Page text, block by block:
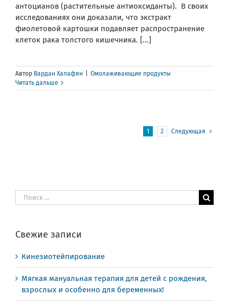
антоцианов (растительные антиоксиданты). В своих
исследованиях они доказали, что экстракт
фиолетовой картошки подавляет распространение
клеток рака толстого кишечника. [...]
Автор Вардан Халафян
Омолаживающие продукты
Читать дальше
1 2 Следующая
Результат
поиска:
Свежие записи
Кинезиотейпирование
Мягкая мануальная терапия для детей с рождения,
взрослых и особенно для беременных!